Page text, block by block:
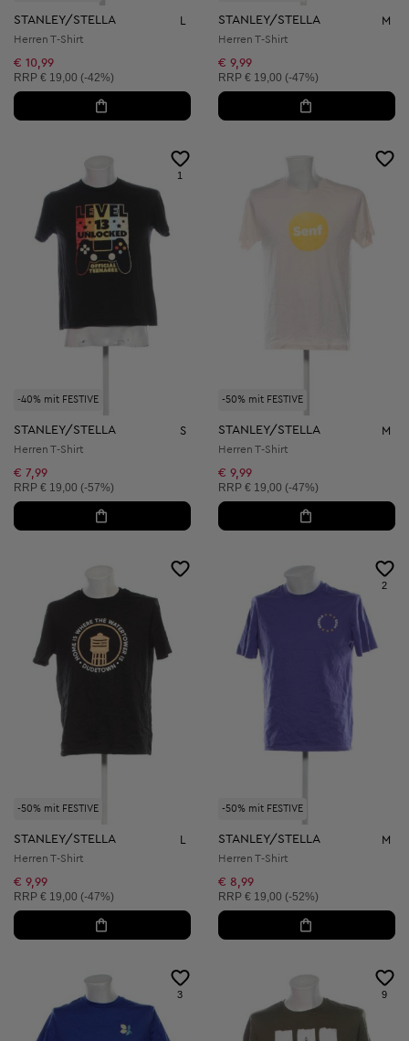
STANLEY/STELLA
Herren T-Shirt
€ 10,99
Unverbindliche Preisempfehlung:
RRP € 19,00 (-42%)
STANLEY/STELLA M
Herren T-Shirt
€ 9,99
Unverbindliche Preisempfehlung:
RRP € 19,00 (-47%)
-40% mit FESTIVE
1
STANLEY/STELLA S
Herren T-Shirt
€ 7,99
Unverbindliche Preisempfehlung:
RRP € 19,00 (-57%)
-50% mit FESTIVE
STANLEY/STELLA M
Herren T-Shirt
€ 9,99
Unverbindliche Preisempfehlung:
RRP € 19,00 (-47%)
-50% mit FESTIVE
STANLEY/STELLA L
Herren T-Shirt
€ 9,99
Unverbindliche Preisempfehlung:
RRP € 19,00 (-47%)
-50% mit FESTIVE
2
STANLEY/STELLA M
Herren T-Shirt
€ 8,99
Unverbindliche Preisempfehlung:
RRP € 19,00 (-52%)
3 9